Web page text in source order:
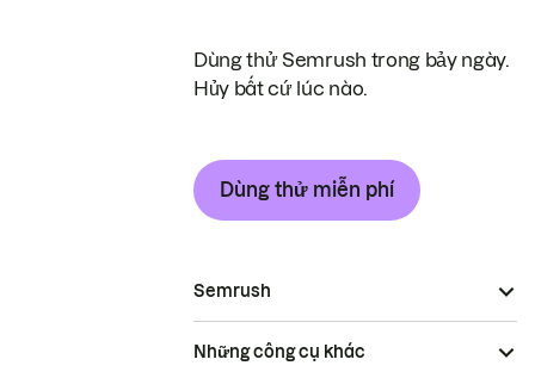
Dùng thử Semrush trong bảy ngày.
Hủy bất cứ lúc nào.
Dùng thử miễn phí
Semrush
Những công cụ khác